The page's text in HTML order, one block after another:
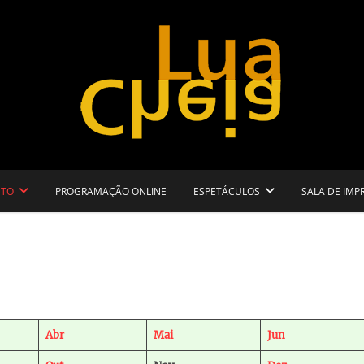
Cheia
PROGRAMAÇÃO ONLINE ESPETÁCULOS SALA DE
Abr Mai Jun